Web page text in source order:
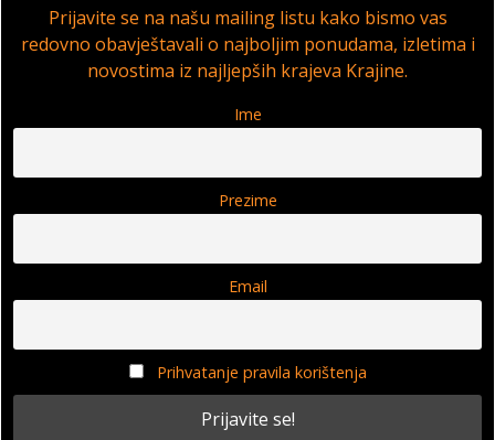
Prijavite se na našu mailing listu kako bismo vas
redovno obavještavali o najboljim ponudama, izletima i
novostima iz najljepših krajeva Krajine.
Ime
Prezime
Email
Prihvatanje pravila korištenja